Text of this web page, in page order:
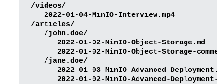
/videos/
   2022-01-04-MinIO-Interview.mp4
/articles/
   /john.doe/
      2022-01-02-MinIO-Object-Storage.md
2022-01-02-MinIO-Object-Storage-
   /jane.doe/
2022-01-03-MinIO-Advanced-
2022-01-02-MinIO-Advanced-